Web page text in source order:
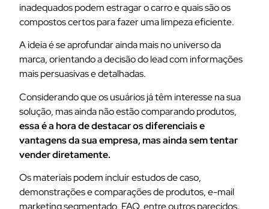
inadequados podem estragar o carro e quais são os
compostos certos para fazer uma limpeza eficiente.
A ideia é se aprofundar ainda mais no universo da
marca, orientando a decisão do lead com informações
mais persuasivas e detalhadas.
Considerando que os usuários já têm interesse na sua
solução, mas ainda não estão comparando produtos,
essa é a hora de destacar os diferenciais e
vantagens da sua empresa, mas ainda sem tentar
vender diretamente.
Os materiais podem incluir estudos de caso,
demonstrações e comparações de produtos, e-mail
marketing segmentado, FAQ, entre outros parecidos.